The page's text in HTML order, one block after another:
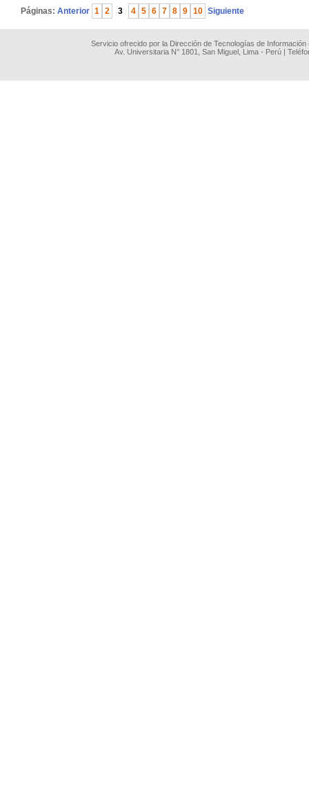
Páginas: Anterior 1 2 3 4 5 6 7 8 9 10 Siguiente
Servicio ofrecido por la Dirección de Tecnologías de
Av. Universitaria N° 1801, San Miguel, Lima - Perú |